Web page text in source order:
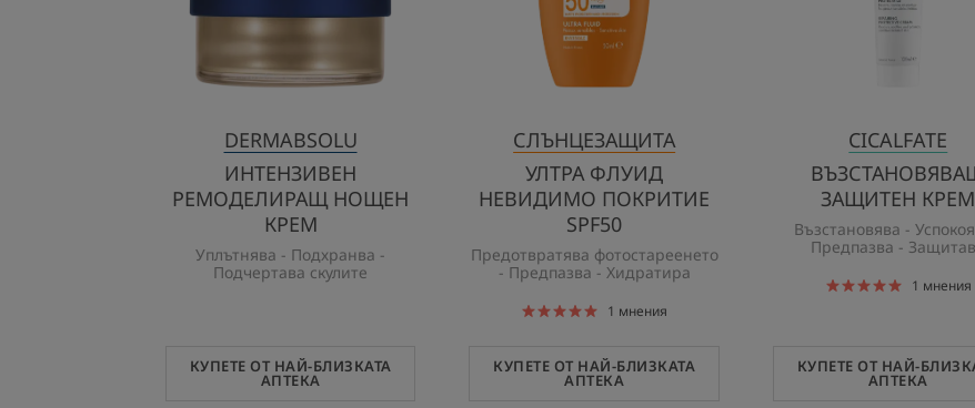
DERMABSOLU
ИНТЕНЗИВЕН
РЕМОДЕЛИРАЩ НОЩЕН
КРЕМ
Уплътнява - Подхранва -
Подчертава скулите
КУПЕТЕ ОТ НАЙ-БЛИЗКАТА
АПТЕКА
СЛЪНЦЕЗАЩИТА
УЛТРА ФЛУИД
НЕВИДИМО ПОКРИТИЕ
SPF50
Предотвратява фотостареенето
- Предпазва - Хидратира
1 мнения
КУПЕТЕ ОТ НАЙ-БЛИЗКАТА
АПТЕКА
CICALFATE
ЗАЩИТЕН КРЕМ
Възстановява -
Предпазва -
1 мнения
КУПЕТЕ ОТ НАЙ-
АПТЕКА